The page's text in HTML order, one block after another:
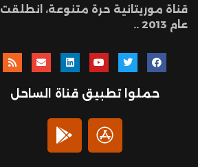
قناة موريتانية حرة متنوعة، انطلقت
عام 2013 ..
حملوا تطبيق قناة الساحل